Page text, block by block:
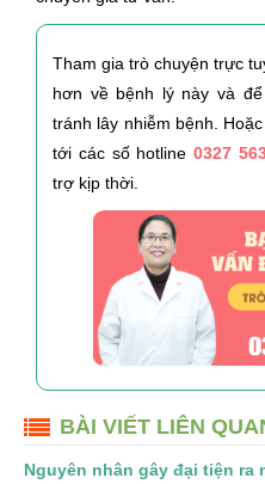
Tham gia trò chuyện trực
hơn về bệnh lý này và
tránh lây nhiễm bệnh.
tới các số hotline 0327
trợ kịp thời.
BÀI VIẾT LIÊN
Nguyên nhân gây đại tiện ra